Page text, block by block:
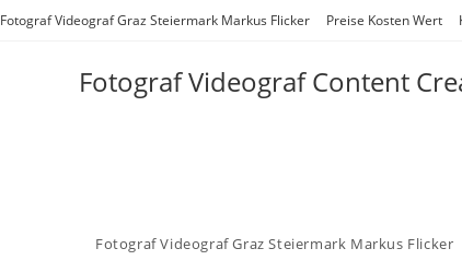
Zum
Fotograf Videograf Graz Steiermark Markus Flicker Preise Kosten Wert
Fotograf Videograf Content
Fotograf Videograf Graz Steiermark Markus Flicker